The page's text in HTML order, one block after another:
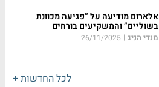
אלארום מודיעה על “פגיעה מכוונת
בשוליים” והמשקיעים בורחים
מנדי הניג |
26/11/2025
לכל החדשות +